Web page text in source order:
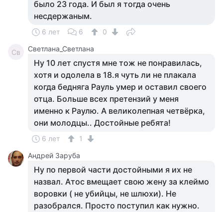
было 23 года. И был я тогда очень
несдержаным.
6 лет 6 0
Св Светлана_Светлана
Ну 10 лет спустя мне тож не понравилась,
хотя и одолела в 18.я чуть ли не плакала
когда бедняга Рауль умер и оставил своего
отца. Больше всех претензий у меня
именно к Раулю. А великолепная четвёрка,
они молодцы.. Достойные ребята!
6 лет
1
Андрей Заруба
Ну по первой части достойными я их не
назвал. Атос вмещает свою жену за клеймо
воровки ( не убийцы, не шлюхи). Не
разобрался. Просто поступил как нужно.